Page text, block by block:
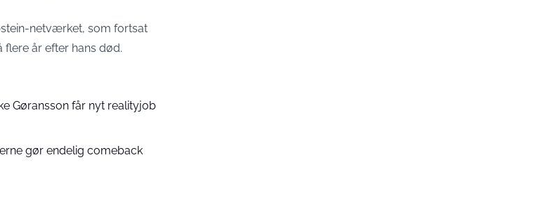
netværket, som fortsat
år efter hans død.
Gøransson får nyt realityjob
gør endelig comeback